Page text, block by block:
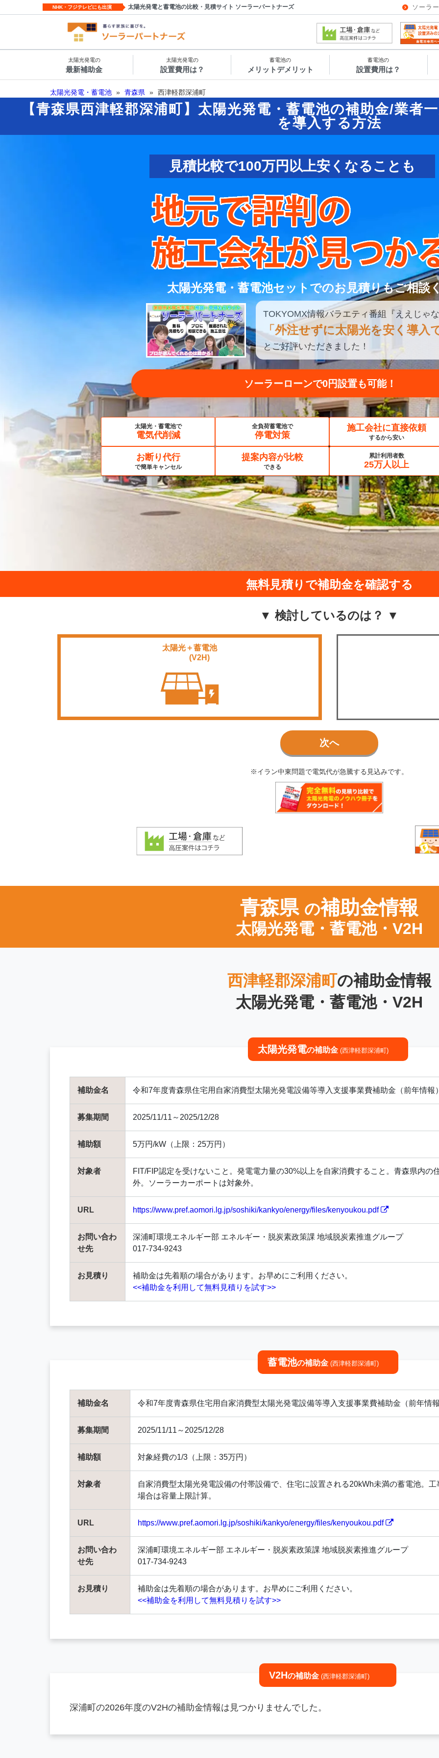
NHK・フジテレビにも出演 太陽光発電と蓄電池の比較・見積サイト ソーラーパートナーズ ソーラ
太陽光発電の
最新補助金
太陽光発電の
設置費用は？
蓄電池の
メリットデメリット
蓄電池の
設置費用は？
太陽光発電・蓄電池 » 青森県 » 西津軽郡深浦町
【青森県西津軽郡深浦町】太陽光発電・蓄電池の補助金/業者
を導入する方法
見積比較で100万円以上安くなることも
太陽光発電・蓄電池セットでのお見積りもご相談
TOKYOMX情報バラエティ番組 『ええじゃ
「外注せずに太陽光を安く導入
とご好評いただきました！
見積もり比較してみる
太陽光・蓄電池で
電気代削減
全負荷蓄電池で
停電対策
施工会社に直接依頼
するから安い
お断り代行
で簡単キャンセル
提案内容が比較
できる
累計利用者数
25万人以上
無料見積りで補助金を確認する
▼ 検討しているのは？ ▼
太陽光＋蓄電池
(V2H)
次へ
※イラン中東問題で電気代が急騰する見込みです。
青森県 の補助金情報
太陽光発電・蓄電池・V2H
西津軽郡深浦町の補助金情報
太陽光発電・蓄電池・V2H
太陽光発電の補助金 (西津軽郡深浦町)
補助金名 令和7年度青森県住宅用自家消費型太陽光発電設備等導入支援事業費補助金（前年情報
募集期間 2025/11/11～2025/12/28
補助額 5万円/kW（上限：25万円）
対象者
FIT/FIP認定を受けないこと。発電電力量の30%以上を自家消費すること。青森県内の
外。ソーラーカーポートは対象外。
URL https://www.pref.aomori.lg.jp/soshiki/kankyo/energy/files/kenyoukou.pdf
お問い合わ
せ先
深浦町環境エネルギー部 エネルギー・脱炭素政策課 地域脱炭素推進グループ
017-734-9243
お見積り
補助金は先着順の場合があります。お早めにご利用ください。
<<補助金を利用して無料見積りを試す>>
蓄電池の補助金 (西津軽郡深浦町)
補助金名 令和7年度青森県住宅用自家消費型太陽光発電設備等導入支援事業費補助金（前年情
募集期間 2025/11/11～2025/12/28
補助額 対象経費の1/3（上限：35万円）
対象者
自家消費型太陽光発電設備の付帯設備で、住宅に設置される20kWh未満の蓄電池。
場合は容量上限計算。
URL https://www.pref.aomori.lg.jp/soshiki/kankyo/energy/files/kenyoukou.pdf
お問い合わ
せ先
深浦町環境エネルギー部 エネルギー・脱炭素政策課 地域脱炭素推進グループ
017-734-9243
お見積り
補助金は先着順の場合があります。お早めにご利用ください。
<<補助金を利用して無料見積りを試す>>
V2Hの補助金 (西津軽郡深浦町)
深浦町の2026年度のV2Hの補助金情報は見つかりませんでした。